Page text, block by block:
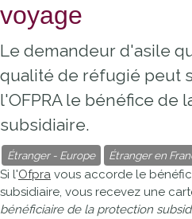
voyage
Le demandeur d'asile
qualité de réfugié peut
l'OFPRA le bénéfice de
subsidiaire.
Étranger - Europe Étranger en
Si l'Ofpra vous accorde le
subsidiaire, vous recevez une
bénéficiaire de la protection